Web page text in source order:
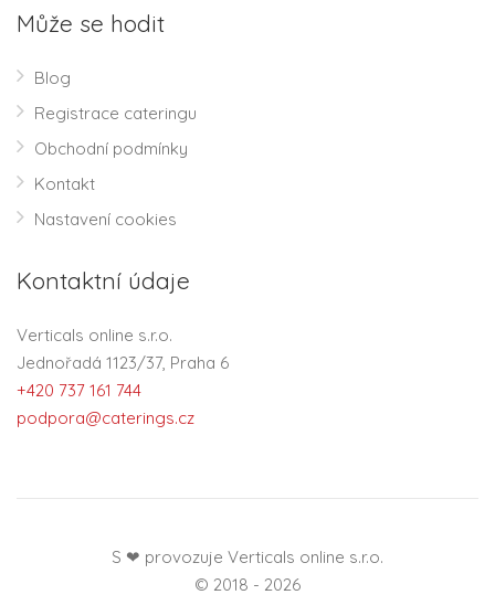
Může se hodit
Blog
Registrace cateringu
Obchodní podmínky
Kontakt
Nastavení cookies
Kontaktní údaje
Verticals online s.r.o.
Jednořadá 1123/37, Praha 6
+420 737 161 744
podpora@caterings.cz
S ❤ provozuje Verticals online s.r.o.
© 2018 - 2026